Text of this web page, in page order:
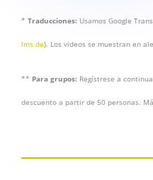
* Traducciones: Usamos Google
lms.de). Los videos se muestran en
** Para grupos: Regístrese a
descuento a partir de 50 personas.